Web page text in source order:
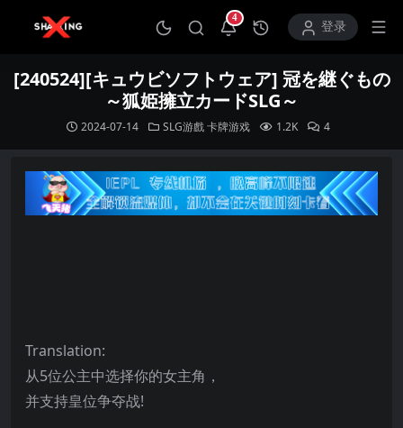
4
打开通知中心登录
[240524][キュウビソフトウェア] 冠を継ぐもの
～狐姫擁立カードSLG～
2024-07-14 SLG游戲 卡牌游戏 1.2K 4
Translation:
从5位公主中选择你的女主角，
并支持皇位争夺战!